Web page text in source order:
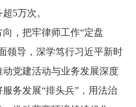
5万次。
，把牢律师工作“定盘
领导，深学笃行习近平新时
党建活动与业务发展深度
务发展“排头兵”，用法治